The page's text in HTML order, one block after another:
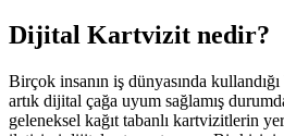
Dijital Kartvizit nedir?
Birçok insanın iş dünyasında
artık dijital çağa uyum sağlamış
geleneksel kağıt tabanlı kartvizitlerin